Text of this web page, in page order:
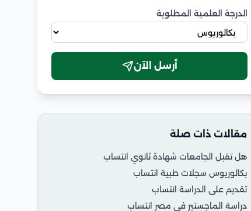
الدرجة العلمية المطلوبة
أرسل الآن
مقالات ذات صلة
هل تقبل الجامعات شهادة ثانوي انتساب
بكالوريوس سجلات طبية انتساب
تقديم على الدراسة انتساب
دراسة الماجستير في مصر انتساب